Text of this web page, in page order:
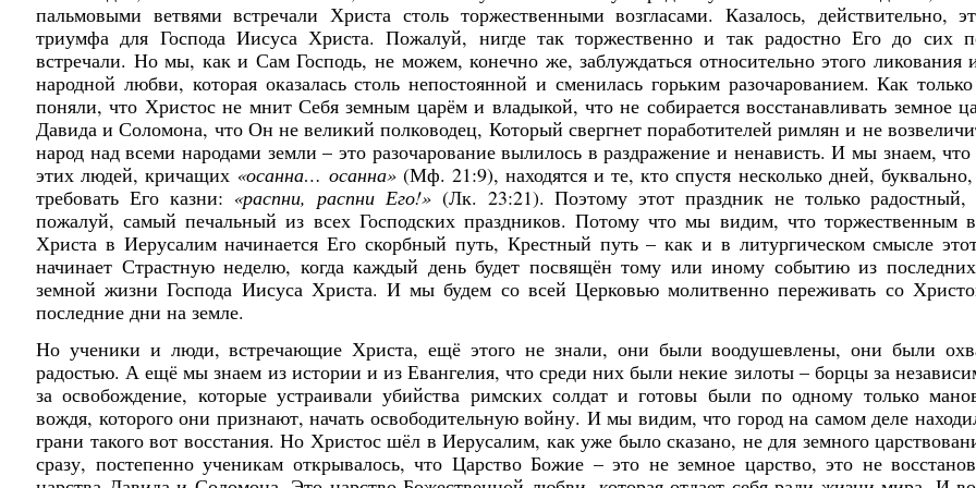
пальмовыми ветвями встречали Христа столь торжественными возгласами. Казалось, действительно,
триумфа для Господа Иисуса Христа. Пожалуй, нигде так торжественно и так радостно Его до сих
встречали. Но мы, как и Сам Господь, не можем, конечно же, заблуждаться относительно этого ликования
народной любви, которая оказалась столь непостоянной и сменилась горьким разочарованием. Как
поняли, что Христос не мнит Себя земным царём и владыкой, что не собирается восстанавливать земное
Давида и Соломона, что Он не великий полководец, Который свергнет поработителей римлян и не
народ над всеми народами земли – это разочарование вылилось в раздражение и ненависть. И мы знаем, что
этих людей, кричащих «осанна… осанна»(Мф. 21:9), находятся и те, кто спустя несколько дней, буквально,
требовать Его казни: «распни, распни Его!» (Лк. 23:21). Поэтому этот праздник не только
пожалуй, самый печальный из всех Господских праздников. Потому что мы видим, что торжественным
Христа в Иерусалим начинается Его скорбный путь, Крестный путь – как и в литургическом смысле
начинает Страстную неделю, когда каждый день будет посвящён тому или иному событию из
земной жизни Господа Иисуса Христа. И мы будем со всей Церковью молитвенно переживать со
последние дни на земле.
Но ученики и люди, встречающие Христа, ещё этого не знали, они были воодушевлены, они были
радостью. А ещё мы знаем из истории и из Евангелия, что среди них были некие зилоты – борцы за
за освобождение, которые устраивали убийства римских солдат и готовы были по одному только
вождя, которого они признают, начать освободительную войну. И мы видим, что город на самом деле
грани такого вот восстания. Но Христос шёл в Иерусалим, как уже было сказано, не для земного
сразу, постепенно ученикам открывалось, что Царство Божие – это не земное царство, это не
113 Posts 87
Май
107 Posts
Июн
89 Posts
Сен
0
Окт
0
118 Posts 115
Май
133 Posts
Июн
122 Posts
Сен
99
Окт
105
12 Posts 0
Май
0 Posts
Июн
0 Posts
Сен
0
Окт
14
36 Posts 33
Май
44 Posts
Июн
30 Posts
Сен
35
Окт
22
57 Posts 59
Май
32 Posts
Июн
27 Posts
Сен
23
Окт
23
57 Posts 34
Май
57 Posts
Июн
42 Posts
Сен
27
Окт
42
37 Posts 20
Май
28 Posts
Июн
29 Posts
Сен
12
Окт
25
0 Posts 0
Май
0 Posts
Июн
12 Posts
Сен
33
Окт
29